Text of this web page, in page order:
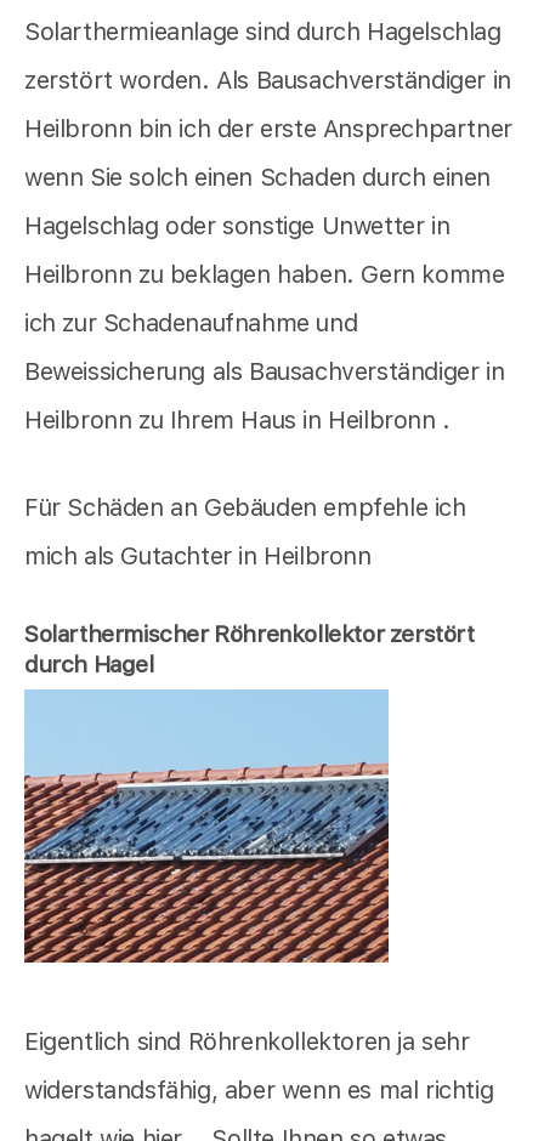
Solarthermieanlage sind durch Hagelschlag
zerstört worden. Als Bausachverständiger in
Heilbronn bin ich der erste Ansprechpartner
wenn Sie solch einen Schaden durch einen
Hagelschlag oder sonstige Unwetter in
Heilbronn zu beklagen haben. Gern komme
ich zur Schadenaufnahme und
Beweissicherung als Bausachverständiger in
Heilbronn zu Ihrem Haus in Heilbronn .
Für Schäden an Gebäuden empfehle ich
mich als Gutachter in Heilbronn
Solarthermischer Röhrenkollektor zerstört
durch Hagel
Eigentlich sind Röhrenkollektoren ja sehr
widerstandsfähig, aber wenn es mal richtig